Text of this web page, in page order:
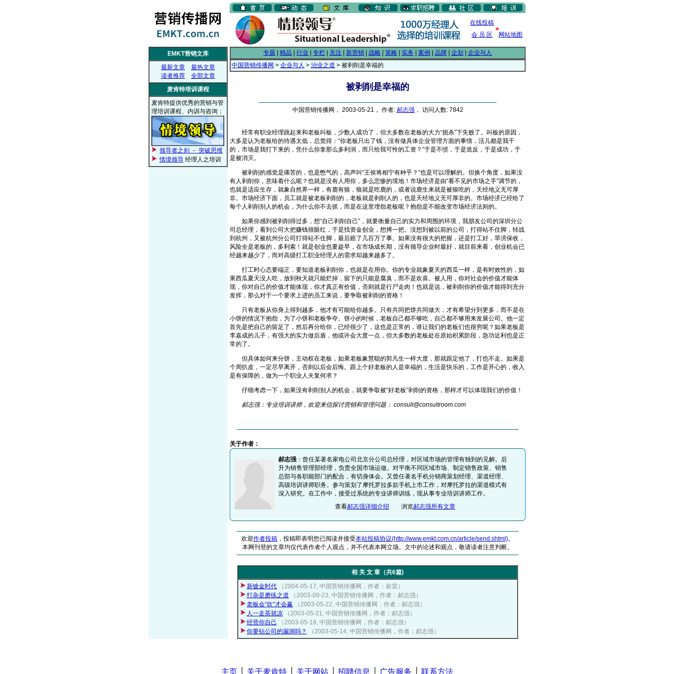
在线投稿
会 员 区
网站地图
EMKT营销文库
最新文章
最热文章
读者推荐
全部文章
麦肯特培训课程
麦肯特提供优秀的营销与管
理培训课程、内训与咨询：
领导者之剑 － 突破思维
情境领导 经理人之培训
专题 精品 行业 专栏 关注 新营销 战略 策略 实务 案例 品牌 企划
企业与人
中国营销传播网 > 企业与人 > 治业之道 > 被剥削是幸福的
被剥削是幸福的
中国营销传播网， 2003-05-21， 作者: 郝志强， 访问人数: 7842
经常有职业经理跳起来和老板叫板，少数人成功了，但大多数在老板的大力“扼杀”下失败了。叫板的原因，
大多是认为老板给的待遇太低，总觉得：“你老板只出了钱，没有做具体企业管理方面的事情，活儿都是我干
的，市场是我打下来的，凭什么你拿那么多利润，而只给我可怜的工资？”于是不愤，于是造反，于是成功，于
是被消灭。
被剥削的感觉是痛苦的，也是憋气的，高声叫“王侯将相宁有种乎？”也是可以理解的。但换个角度，如果没
有人剥削你，意味着什么呢？也就是没有人用你，多么悲惨的境地！市场经济是由“看不见的市场之手”调节的，
也就是适应生存，就象自然界一样，有鹿有狼，狼就是吃鹿的，或者说鹿生来就是被狼吃的，天经地义无可厚
非。市场经济下面，员工就是被老板剥削的，老板就是剥削人的，也是天经地义无可厚非的。市场经济已经给了
每个人剥削别人的机会，为什么你不去抓，而是在这里埋怨老板呢？抱怨是不能改变市场经济法则的。
如果你感到被剥削得过多，想“自己剥削自己”，就要衡量自己的实力和周围的环境，我朋友公司的深圳分公
司总经理，看到公司大把赚钱很眼红，于是找资金创业，想搏一把。没想到被以前的公司，打得站不住脚，转战
到杭州，又被杭州分公司打得站不住脚，最后赔了几百万了事。如果没有很大的把握，还是打工好，旱涝保收，
风险全是老板的，多利索！就是创业也要趁早，在市场成长期，没有领导企业时最好，就目前来看，创业机会已
经越来越少了，而对高级打工职业经理人的需求却越来越多了。
打工时心态要端正，要知道老板剥削你，也就是在用你。你的专业就象夏天的西瓜一样，是有时效性的，如
果西瓜夏天没人吃，放到秋天就只能烂掉，留下的只能是腐臭，而不是欢喜。被人用，你对社会的价值才能体
现，你对自己的价值才能体现，你才真正有价值，否则就是行尸走肉！也就是说，被剥削你的价值才能得到充分
发挥，那么对于一个要求上进的员工来说，要争取被剥削的资格！
只有老板从你身上得到越多，他才有可能给你越多。只有共同把饼共同做大，才有希望分到更多，而不是在
小饼的情况下抱怨，为了小饼和老板争夺。饼小的时候，老板自己都不够吃，自己都不够用来发展公司。他一定
首先是把自己的留足了，然后再分给你，已经很少了，这也是正常的，谁让我们的老板们也很穷呢？如果老板是
李嘉成的儿子，有强大的实力做后盾，他或许会大度一点，但大多数的老板处在原始积累阶段，急功近利也是正
常的了。
但具体如何来分饼，主动权在老板，如果老板象慧聪的郭凡生一样大度，那就跟定他了，打也不走。如果是
个周扒皮，一定尽早离开，否则以后会后悔。跟上个好老板的人是幸福的，生活是快乐的，工作是开心的，收入
是有保障的，做为一个职业人夫复何求？
仔细考虑一下，如果没有剥削别人的机会，就要争取被“好老板”剥削的资格，那样才可以体现我们的价值！
郝志强：专业培训讲师，欢迎来信探讨营销和管理问题： consult@consultroom.com
关于作者：
郝志强 ：曾任某著名家电公司北京分公司总经理，对区域市场的管理有独到的见解。后
升为销售管理部经理，负责全国市场运做。对平衡不同区域市场、制定销售政策、销售
总部与各职能部门的配合，有切身体会。又曾任著名手机分销商策划经理、渠道经理、
高级培训讲师职务。参与策划了摩托罗拉多款手机上市工作，对摩托罗拉的渠道模式有
深入研究。在工作中，接受过系统的专业讲师训练，现从事专业培训讲师工作。
查看郝志强详细介绍 浏览郝志强所有文章
欢迎作者投稿 ，投稿即表明您已阅读并接受本站投稿协议(http://www.emkt.com.cn/article/send.shtml)。
本网刊登的文章均仅代表作者个人观点，并不代表本网立场。文中的论述和观点，敬请读者注意判断。
相 关 文 章（共6篇)
新镀金时代
（2004-05-17, 中国营销传播网，作者：俞雷）
打杂是磨练之道
（2003-09-23, 中国营销传播网，作者：郝志强）
老板会“吹”才会赢
（2003-05-22, 中国营销传播网，作者：郝志强）
人一走茶就凉
（2003-05-21, 中国营销传播网，作者：郝志强）
经营你自己
（2003-05-16, 中国营销传播网，作者：郝志强）
你要钻公司的漏洞吗？
（2003-05-14, 中国营销传播网，作者：郝志强）
主页│ 关于麦肯特│ 关于网站│ 招聘信息 广告服务 联系方法